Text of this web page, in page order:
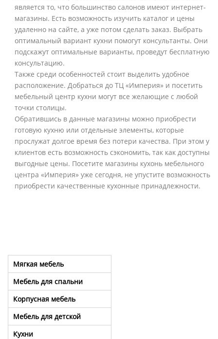
является то, что большинство салонов имеют интернет-
магазины. Есть возможность изучить каталог и цены
удаленно на сайте, а уже потом сделать заказ. Выбрать
оптимальный вариант кухни помогут консультанты. Они
подскажут оптимальные варианты, проведут бесплатную
консультацию.
Также среди особенностей стоит выделить удобное
расположение. Добраться до ТЦ «Империя» и посетить
мебельный центр кухни могут все желающие с любой
точки столицы.
Обратившись в данные магазины можно приобрести
готовую кухню или отдельные элементы, которые
прослужат долгое время без потери качества. При этом у
клиентов есть возможность сэкономить, так как доступны
выгодные цены. Посетите магазины кухонь мебельного
центра «Империя» уже сегодня, не упустите возможность
приобрести качественные кухонные принадлежности.
Мягкая мебель
Мебель для спальни
Корпусная мебель
Мебель для детской
Кухни